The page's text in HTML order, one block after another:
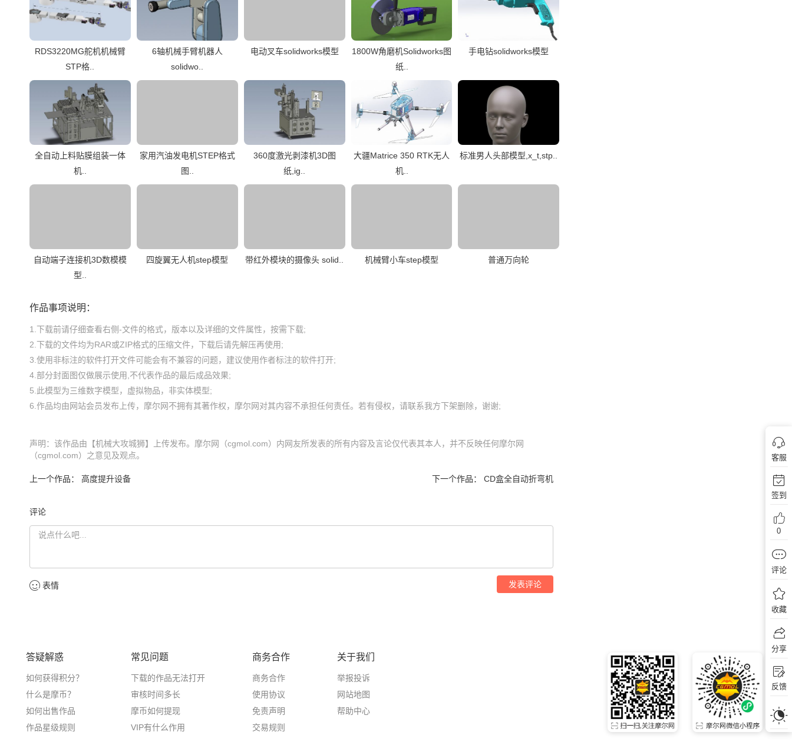
RDS3220MG舵机机械臂
STP格..
6轴机械手臂机器人
solidwo..
电动叉车solidworks模型
1800W角磨机Solidworks图
纸..
手电钻solidworks模型
全自动上料贴膜组装一体
机..
家用汽油发电机STEP格式
图..
360度激光剥漆机3D图
纸,ig..
大疆Matrice 350 RTK无人
机..
标准男人头部模型,x_t,stp..
自动端子连接机3D数模模
型..
四旋翼无人机step模型 带红外模块的摄像头 solid.. 机械臂小车step模型 普通万向轮
作品事项说明：
1.下载前请仔细查看右侧-文件的格式，版本以及详细的文件属性，按需下载;
2.下载的文件均为RAR或ZIP格式的压缩文件，下载后请先解压再使用;
3.使用非标注的软件打开文件可能会有不兼容的问题，建议使用作者标注的软件打开;
4.部分封面图仅做展示使用,不代表作品的最后成品效果;
5.此模型为三维数字模型，虚拟物品，非实体模型;
声明：该作品由【机械大攻城狮】上传发布。摩尔网（cgmol.com）内网友所发表的所有内容及言论仅代表其本人，并不反映任何摩尔网
（cgmol.com）之意见及观点。
上一个作品： 高度提升设备 下一个作品： CD盒全自动折弯机
评论
发表评论
表情
答疑解惑
如何获得积分？
什么是摩币？
如何出售作品
作品星级规则
常见问题
下载的作品无法打开
审核时间多长
摩币如何提现
VIP有什么作用
商务合作
商务合作
使用协议
免责声明
交易规则
关于我们
举报投诉
网站地图
帮助中心
客服
签到
0
评论
收藏
分享
反馈